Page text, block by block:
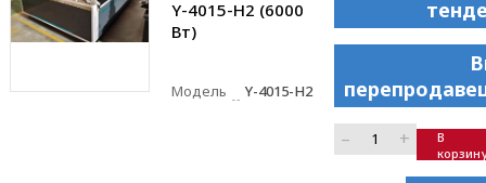
Y-4015-H2 (6000
Вт)
Модель Y-4015-H2
– +
В